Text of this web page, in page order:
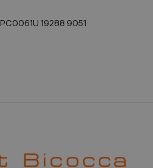
PC0061U 19288 9051